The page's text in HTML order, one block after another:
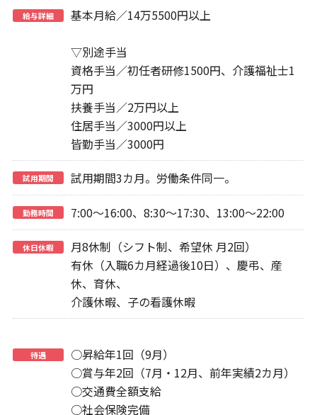
給与詳細 基本月給／14万5500円以上
▽別途手当
資格手当／初任者研修1500円、介護福祉士1
万円
扶養手当／2万円以上
住居手当／3000円以上
皆勤手当／3000円
試用期間 試用期間3カ月。労働条件同一。
勤務時間 7:00～16:00、8:30～17:30、13:00～22:00
休日休暇
月8休制（シフト制、希望休 月2回）
有休（入職6カ月経過後10日）、慶弔、産
休、育休、
介護休暇、子の看護休暇
待遇
○昇給年1回（9月）
○賞与年2回（7月・12月、前年実績2カ月）
○交通費全額支給
○社会保険完備